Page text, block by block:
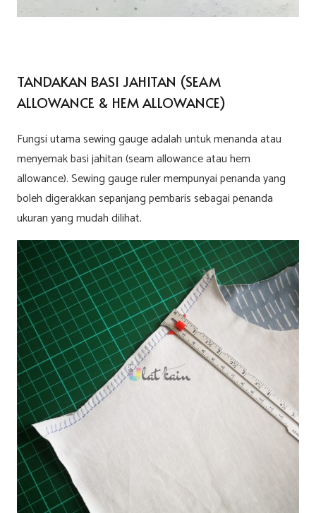
TANDAKAN BASI JAHITAN (SEAM
ALLOWANCE & HEM ALLOWANCE)
Fungsi utama sewing gauge adalah untuk menanda atau
menyemak basi jahitan (seam allowance atau hem
allowance). Sewing gauge ruler mempunyai penanda yang
boleh digerakkan sepanjang pembaris sebagai penanda
ukuran yang mudah dilihat.